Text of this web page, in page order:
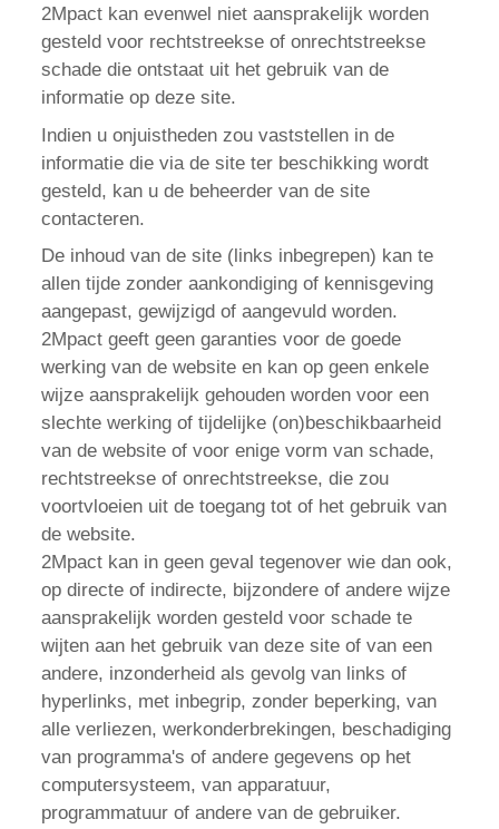
2Mpact kan evenwel niet aansprakelijk worden
gesteld voor rechtstreekse of onrechtstreekse
schade die ontstaat uit het gebruik van de
informatie op deze site.
Indien u onjuistheden zou vaststellen in de
informatie die via de site ter beschikking wordt
gesteld, kan u de beheerder van de site
contacteren.
De inhoud van de site (links inbegrepen) kan te
allen tijde zonder aankondiging of kennisgeving
aangepast, gewijzigd of aangevuld worden.
2Mpact geeft geen garanties voor de goede
werking van de website en kan op geen enkele
wijze aansprakelijk gehouden worden voor een
slechte werking of tijdelijke (on)beschikbaarheid
van de website of voor enige vorm van schade,
rechtstreekse of onrechtstreekse, die zou
voortvloeien uit de toegang tot of het gebruik van
de website.
2Mpact kan in geen geval tegenover wie dan ook,
op directe of indirecte, bijzondere of andere wijze
aansprakelijk worden gesteld voor schade te
wijten aan het gebruik van deze site of van een
andere, inzonderheid als gevolg van links of
hyperlinks, met inbegrip, zonder beperking, van
alle verliezen, werkonderbrekingen, beschadiging
van programma's of andere gegevens op het
computersysteem, van apparatuur,
programmatuur of andere van de gebruiker.